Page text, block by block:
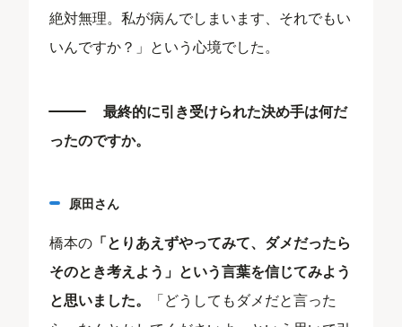
絶対無理。私が病んでしまいます、それでもい
いんですか？」という心境でした。
最終的に引き受けられた決め手は何だ
ったのですか。
原田さん
橋本の 「とりあえずやってみて、ダメだったら
そのとき考えよう」という言葉を信じてみよう
と思いました。
「どうしてもダメだと言った